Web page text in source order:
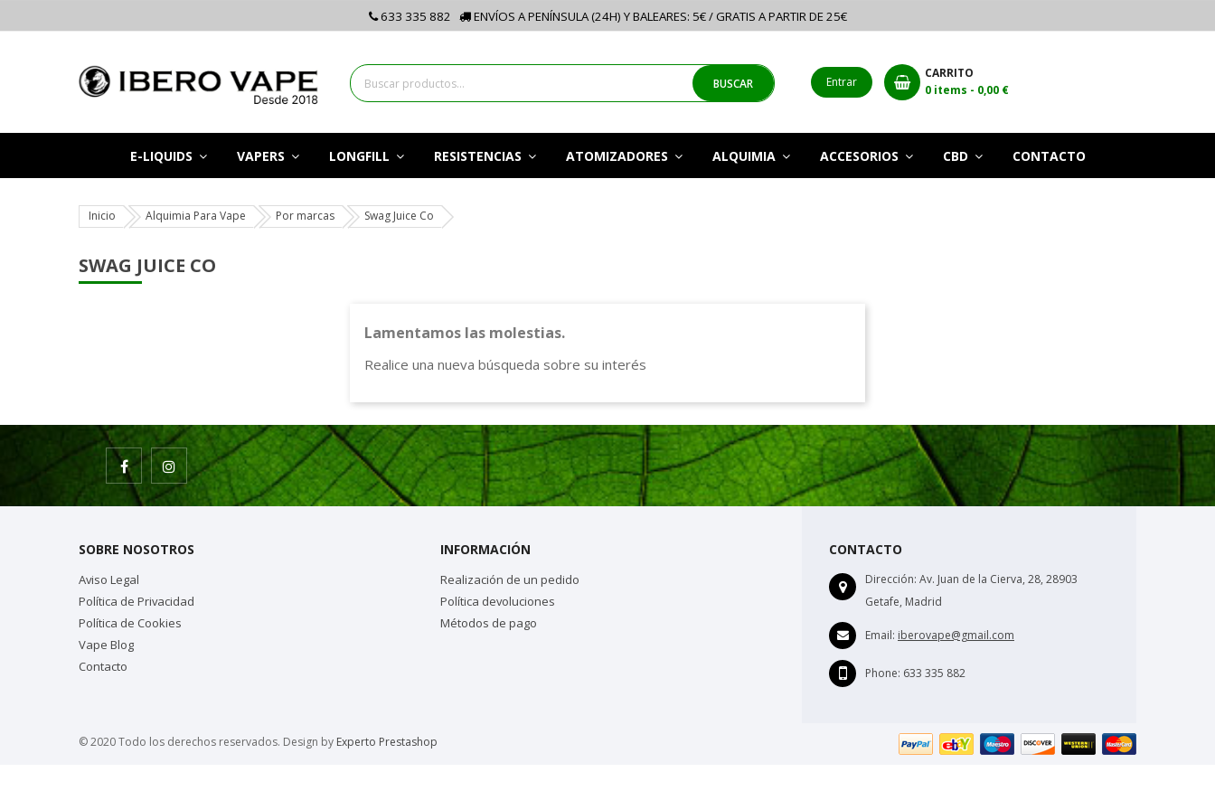
633 335 882 ENVÍOS A PENÍNSULA (24H) Y BALEARES: 5€ / GRATIS A PARTIR DE 25€
BUSCAR Entrar
CARRITO
0 items - 0,00 €
E-LIQUIDS VAPERS LONGFILL RESISTENCIAS ATOMIZADORES ALQUIMIA ACCESORIOS CBD CONTACTO
Inicio Alquimia Para Vape Por marcas Swag Juice Co
SWAG JUICE CO
Lamentamos las molestias.
Realice una nueva búsqueda sobre su interés
SOBRE NOSOTROS
Aviso Legal
Política de Privacidad
Política de Cookies
Vape Blog
Contacto
INFORMACIÓN
Realización de un pedido
Política devoluciones
Métodos de pago
CONTACTO
Dirección: Av. Juan de la Cierva, 28, 28903
Getafe, Madrid
Email: iberovape@gmail.com
Phone: 633 335 882
© 2020 Todo los derechos reservados. Design by Experto Prestashop